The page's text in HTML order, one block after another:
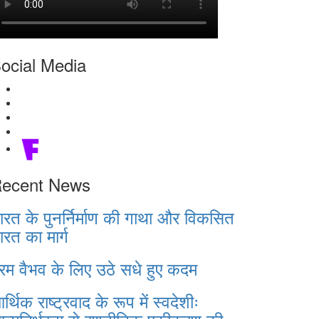
Media
News
के पुनर्निर्माण की गाथा और विकसित
का मार्ग
वैभव के लिए उठे सधे हुए कदम
राष्ट्रवाद के रूप में स्वदेशीः